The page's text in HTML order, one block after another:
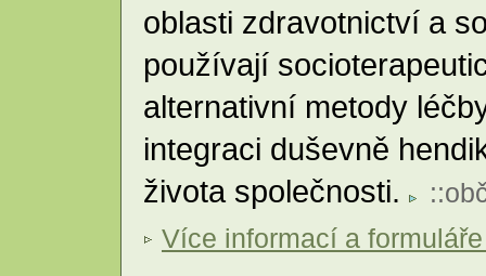
oblasti zdravotnictví a
používají
alternativní metody
integraci duševně
života společnosti.
::
Více informací a